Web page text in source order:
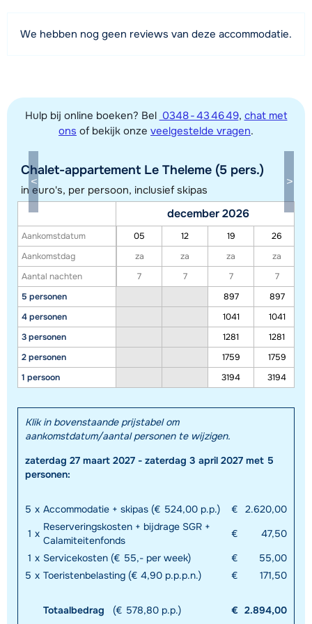
50 meter (via skilift)
Afstand tot skibushalte
50 meter
Bekijk kaart
Toon alle accommodaties in dit gebied
exacte locatie kan enigszins afwijken.
We hebben nog geen reviews van deze accommodatie.
Hulp bij online boeken? Bel 0348 - 43 46 49, chat met
ons of bekijk onze veelgestelde vragen.
Chalet-appartement Le Theleme (5 pers.)
in euro's, per persoon, inclusief skipas
Aankomstdatum
Aankomstdag
Aantal nachten
5 personen
4 personen
3 personen
2 personen
1 persoon
december 2026
05 12 19
26
za
za za
za
7
7 7
7
897
897
1041
1041
1281
1281
1759
1759
3194
3194
Klik in bovenstaande prijstabel om
aankomstdatum/aantal personen te wijzigen.
zaterdag 27 maart 2027 - zaterdag 3 april 2027 met 5
personen:
5 x Accommodatie + skipas (€ 524,00 p.p.) €
2.620,00
1 x
Reserveringskosten + bijdrage SGR +
Calamiteitenfonds
€
47,50
1 x Servicekosten (€ 55,- per week) €
55,00
5 x Toeristenbelasting (€ 4,90 p.p.p.n.) € 171,50
Totaalbedrag (€ 578,80 p.p.) € 2.894,00